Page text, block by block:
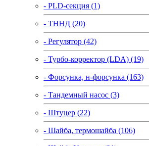
- PLD-секция (1)
- ТННД (20)
- Регулятор (42)
- Турбо-корректор (LDA) (19)
- Форсунка, н-форсунка (163)
- Тандемный насос (3)
- Штуцер (22)
- Шайба, термошайба (106)